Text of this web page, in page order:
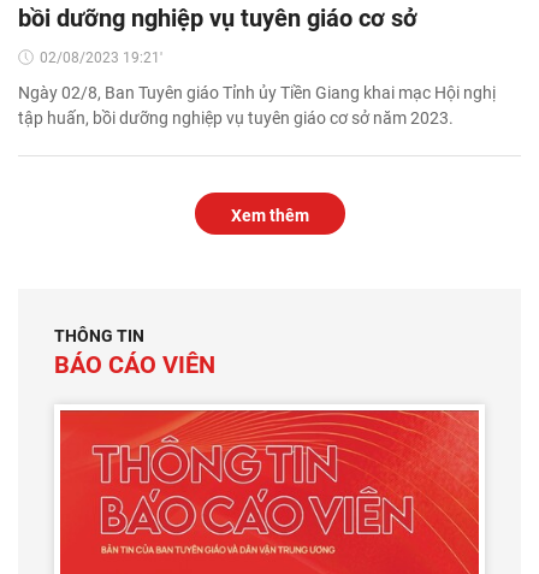
bồi dưỡng nghiệp vụ tuyên giáo cơ sở
02/08/2023 19:21'
Ngày 02/8, Ban Tuyên giáo Tỉnh ủy Tiền Giang khai mạc Hội nghị
tập huấn, bồi dưỡng nghiệp vụ tuyên giáo cơ sở năm 2023.
Xem thêm
THÔNG TIN
BÁO CÁO VIÊN